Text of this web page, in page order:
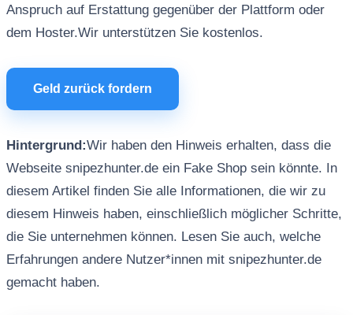
Anspruch auf Erstattung gegenüber der Plattform oder
dem Hoster.Wir unterstützen Sie kostenlos.
Geld zurück fordern
Hintergrund:Wir haben den Hinweis erhalten, dass die
Webseite snipezhunter.de ein Fake Shop sein könnte. In
diesem Artikel finden Sie alle Informationen, die wir zu
diesem Hinweis haben, einschließlich möglicher Schritte,
die Sie unternehmen können. Lesen Sie auch, welche
Erfahrungen andere Nutzer*innen mit snipezhunter.de
gemacht haben.